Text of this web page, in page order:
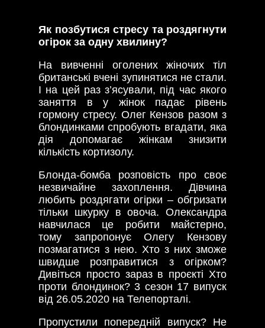
Як позбутися стресу та роздягнути
огірок за одну хвилину?
На вивченні оголених жіночих тіл
британські вчені зупинятися не стали.
І на цей раз з’ясували, під час якого
заняття в у жінок падає рівень
гормону стресу. Олег Кензов разом з
блондинками спробують вгадати, яка
дія допомагає жінкам знизити
кількість кортизолу.
Блонда-бомба розповість про своє
незвичайне захоплення. Дівчина
любить роздягати огірки – обгризати
тільки шкурку в овоча. Олександра
навчилася це робити майстерно,
тому запропонує Олегу Кензову
позмагатися з нею. Хто з них зможе
швидше розправитися з огірком?
Дивіться просто зараз в проєкті Хто
проти блондинок? 3 сезон 17 випуск
від 26.05.2020 на Телепорталі.
Пропустили попередній випуск? Не